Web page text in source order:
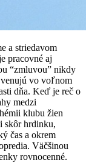
a striedavom
pracovné aj
“zmluvou” nikdy
venujú vo voľnom
dňa. Keď je reč o
medzi
klubu žien
skôr hrdinku,
čas a okrem
Väčšinou
rovnocenné.